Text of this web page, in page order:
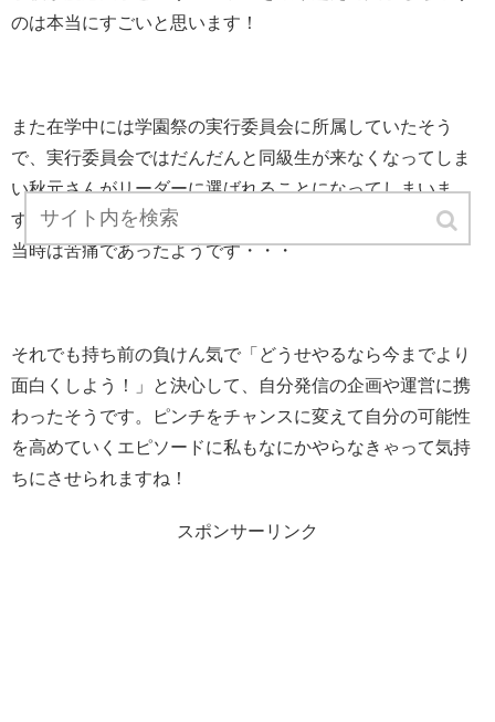
のは本当にすごいと思います！
また在学中には学園祭の実行委員会に所属していたそう
で、実行委員会ではだんだんと同級生が来なくなってしま
い秋元さんがリーダーに選ばれることになってしまいま
す。人前に出ることがあまり得意でなかった秋元さんには
当時は苦痛であったようです・・・
それでも持ち前の負けん気で「どうせやるなら今までより
面白くしよう！」と決心して、自分発信の企画や運営に携
わったそうです。ピンチをチャンスに変えて自分の可能性
を高めていくエピソードに私もなにかやらなきゃって気持
ちにさせられますね！
スポンサーリンク